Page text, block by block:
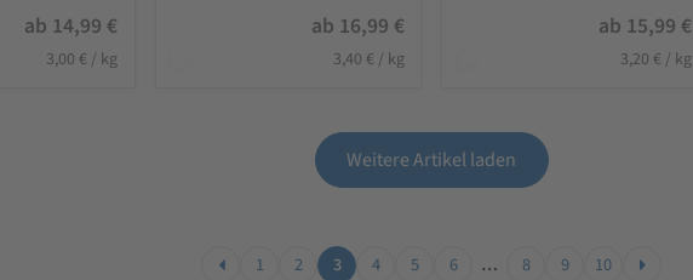
ab 14,99 €
3,00 € / kg
ab 16,99 €
3,40 € / kg
ab 15,99 €
3,20 € / kg
Weitere Artikel laden
1 2 3 4 5 6 … 8 9 10